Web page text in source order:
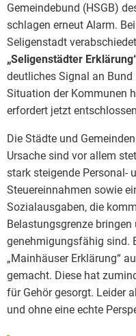
Gemeindebund (HSGB)
schlagen erneut Alarm.
Seligenstadt
„Seligenstädter
deutliches Signal an
Situation der Kommunen
erfordert jetzt
Die Städte und
Ursache sind vor allem
stark steigende Personal-
Steuereinnahmen sowie
Sozialausgaben, die
Belastungsgrenze
genehmigungsfähig sind.
„Mainhäuser Erklärung“
gemacht. Diese hat
für Gehör gesorgt. Leider
und ohne eine echte